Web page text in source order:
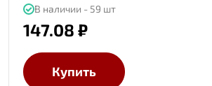
В наличии - 59 шт
147.08 ₽
Купить